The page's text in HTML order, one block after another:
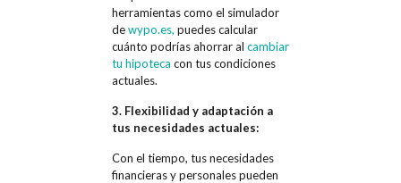
herramientas como el simulador
dewypo.es, puedes calcular
cuánto podrías ahorrar al cambiar
tu hipoteca con tus condiciones
actuales.
3. Flexibilidad y adaptación a
tus necesidades actuales:
Con el tiempo, tus necesidades
financieras y personales pueden